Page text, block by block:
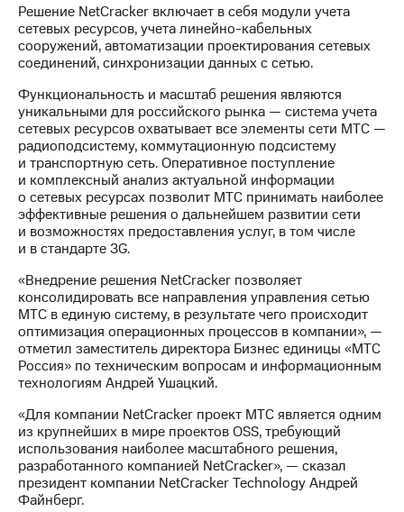
Новости
в
регионе
и акционерам
Корпоративное
управление
Корпоративный
секретарь
Раскрытие
информации
Информация
акционерам
ПАО
"МТС"
Собрания
акционеров
Личный
кабинет
акционера
Акционерный
капитал
Контроль
и
аудит
Рынок
Решение NetCracker включает в себя модули учета
сетевых ресурсов, учета линейно-кабельных
сооружений, автоматизации проектирования сетевых
соединений, синхронизации данных с сетью.
Функциональность и масштаб решения являются
уникальными для российского рынка — система учета
сетевых ресурсов охватывает все элементы сети МТС —
радиоподсистему, коммутационную подсистему
и транспортную сеть. Оперативное поступление
и комплексный анализ актуальной информации
о сетевых ресурсах позволит МТС принимать наиболее
эффективные решения о дальнейшем развитии сети
и возможностях предоставления услуг, в том числе
и в стандарте 3G.
«Внедрение решения NetCracker позволяет
консолидировать все направления управления сетью
МТС в единую систему, в результате чего происходит
оптимизация операционных процессов в компании», —
отметил заместитель директора Бизнес единицы «МТС
Россия» по техническим вопросам и информационным
технологиям Андрей Ушацкий.
«Для компании NetCracker проект МТС является одним
из крупнейших в мире проектов OSS, требующий
использования наиболее масштабного решения,
разработанного компанией NetCracker», — сказал
президент компании NetCracker Technology Андрей
Файнберг.